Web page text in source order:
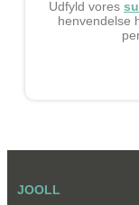
Udfyld vores
henvendelse
JOOLL